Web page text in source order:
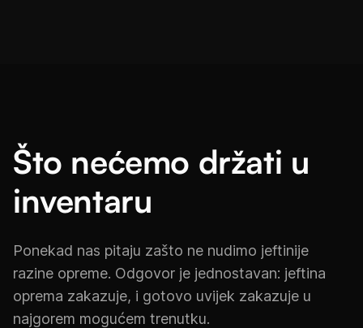
Što nećemo držati u
inventaru
Ponekad nas pitaju zašto ne nudimo jeftinije
razine opreme. Odgovor je jednostavan: jeftina
oprema zakazuje, i gotovo uvijek zakazuje u
najgorem mogućem trenutku.